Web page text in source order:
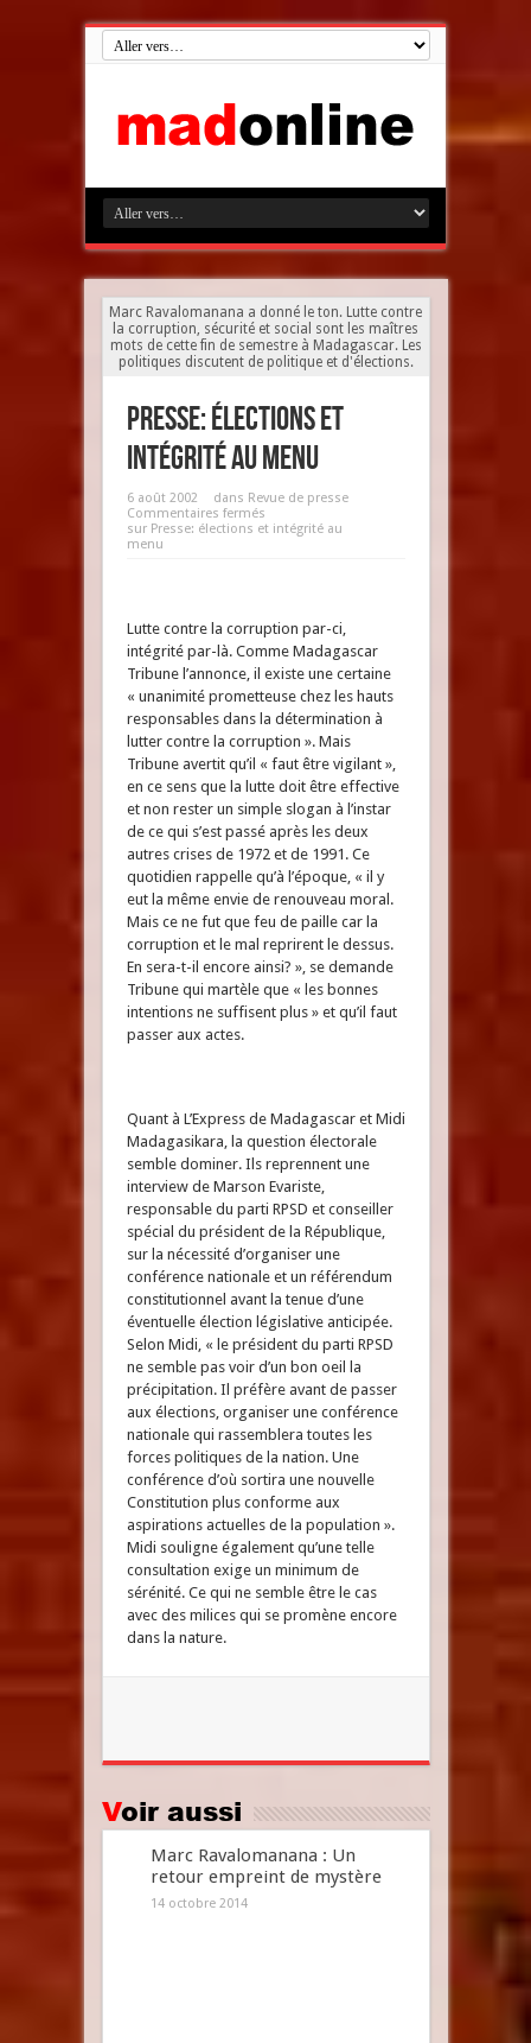
Marc Ravalomanana a donné le ton. Lutte contre
la corruption, sécurité et social sont les maîtres
mots de cette fin de semestre à Madagascar. Les
politiques discutent de politique et d'élections.
Presse: élections et
intégrité au menu
6 août 2002 dans Revue de presse
Commentaires fermés
sur Presse: élections et intégrité au
menu
Lutte contre la corruption par-ci,
intégrité par-là. Comme Madagascar
Tribune l’annonce, il existe une certaine
« unanimité prometteuse chez les hauts
responsables dans la détermination à
lutter contre la corruption ». Mais
Tribune avertit qu’il « faut être vigilant »,
en ce sens que la lutte doit être effective
et non rester un simple slogan à l’instar
de ce qui s’est passé après les deux
autres crises de 1972 et de 1991. Ce
quotidien rappelle qu’à l’époque, « il y
eut la même envie de renouveau moral.
Mais ce ne fut que feu de paille car la
corruption et le mal reprirent le dessus.
En sera-t-il encore ainsi? », se demande
Tribune qui martèle que « les bonnes
intentions ne suffisent plus » et qu’il faut
passer aux actes.
Quant à L’Express de Madagascar et Midi
Madagasikara, la question électorale
semble dominer. Ils reprennent une
interview de Marson Evariste,
responsable du parti RPSD et conseiller
spécial du président de la République,
sur la nécessité d’organiser une
conférence nationale et un référendum
constitutionnel avant la tenue d’une
éventuelle élection législative anticipée.
Selon Midi, « le président du parti RPSD
ne semble pas voir d’un bon oeil la
précipitation. Il préfère avant de passer
aux élections, organiser une conférence
nationale qui rassemblera toutes les
forces politiques de la nation. Une
conférence d’où sortira une nouvelle
Constitution plus conforme aux
aspirations actuelles de la population ».
Midi souligne également qu’une telle
consultation exige un minimum de
sérénité. Ce qui ne semble être le cas
avec des milices qui se promène encore
dans la nature.
Voir aussi
Marc Ravalomanana : Un
retour empreint de mystère
14 octobre 2014